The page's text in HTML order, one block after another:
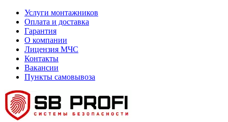
Услуги монтажников
Оплата и доставка
Гарантия
О компании
Лицензия МЧС
Контакты
Вакансии
Пункты самовывоза